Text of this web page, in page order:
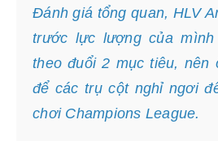
Đánh giá tổng quan, HLV
trước lực lượng của
theo đuổi 2 mục tiêu, nên
để các trụ cột nghỉ ngơi
chơi Champions League.